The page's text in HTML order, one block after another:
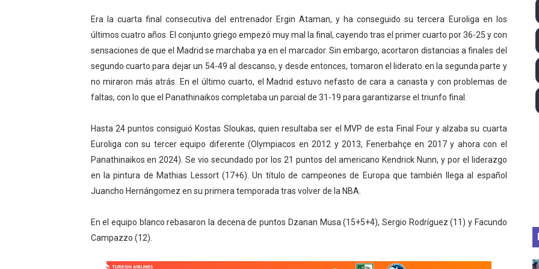
Tour de Francia masculino 2026 - Tadej Pogacar entra en el selecto grupo de los
Mundial de Fórmula 1 2026 - Lando Norris consigue en Hungría su primera victoria
Campeonato de Europa de saltos 2026 (París, Francia) - Bronce para Jorge y Ana
Tour de Francia femenino 2026 - Etapa 6
Women's Pro Baseball League 2026
Era la cuarta final consecutiva del entrenador Ergin Ataman, y ha conseguido su tercera Euroliga en los
últimos cuatro años. El conjunto griego empezó muy mal la final, cayendo tras el primer cuarto por 36-25 y con
sensaciones de que el Madrid se marchaba ya en el marcador. Sin embargo, acortaron distancias a finales del
segundo cuarto para dejar un 54-49 al descanso, y desde entonces, tomaron el liderato en la segunda parte y
no miraron más atrás. En el último cuarto, el Madrid estuvo nefasto de cara a canasta y con problemas de
faltas, con lo que el Panathinaikos completaba un parcial de 31-19 para garantizarse el triunfo final.
Hasta 24 puntos consiguió Kostas Sloukas, quien resultaba ser el MVP de esta Final Four y alzaba su cuarta
Euroliga con su tercer equipo diferente (Olympiacos en 2012 y 2013, Fenerbahçe en 2017 y ahora con el
Panathinaikos en 2024). Se vio secundado por los 21 puntos del americano Kendrick Nunn, y por el liderazgo
en la pintura de Mathias Lessort (17+6). Un título de campeones de Europa que también llega al español
Juancho Hernángomez en su primera temporada tras volver de la NBA.
En el equipo blanco rebasaron la decena de puntos Dzanan Musa (15+5+4), Sergio Rodríguez (11) y Facundo
Campazzo (12).